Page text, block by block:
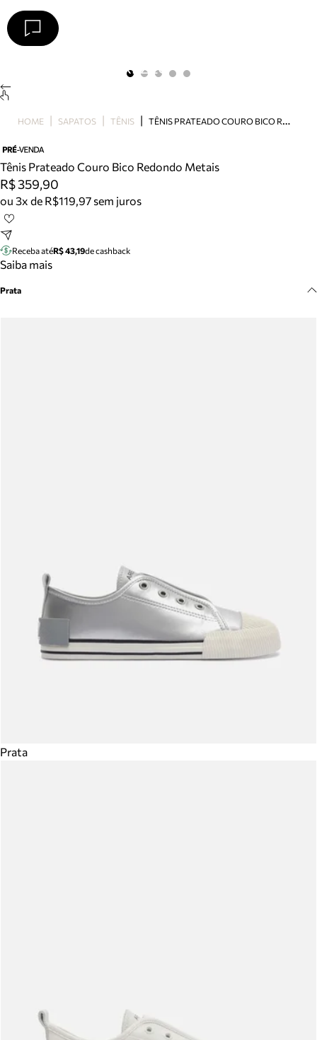
Papete
Scarpin
Mocassim
Bolsa
Sapatilha
Tamanco
Mule
Rasteira
Arezzo
HOME SAPATOS TÊNIS T
ÊNIS PRATEADO COURO BICO REDONDO METAIS
Tênis Prateado Couro Bico Redondo Metais
R$ 359,90
ou 3x de R$119,97 sem juros
Receba atéR$ 43,19de cashback
Saiba mais
Prata
Prata